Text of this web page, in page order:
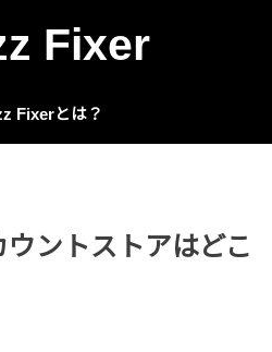
Fixer
Fixerとは？
ントストアはどこ